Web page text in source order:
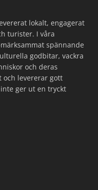
lokalt, engagerat
turister. I våra
spännande
godbitar, vackra
och deras
och levererar gott
ger ut en tryckt